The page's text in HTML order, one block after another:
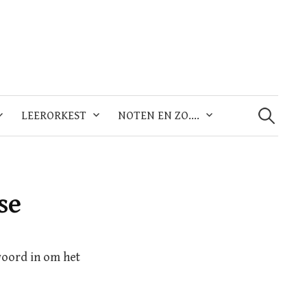
LEERORKEST NOTEN EN ZO….
naar:
in om het